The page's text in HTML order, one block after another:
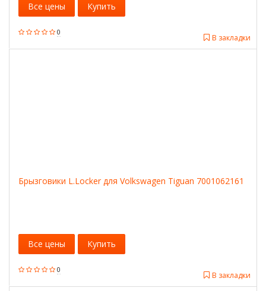
0
В закладки
Все цены Купить
Брызговики L.Locker для Volkswagen Tiguan 7001062161
0
В закладки
Все цены Купить